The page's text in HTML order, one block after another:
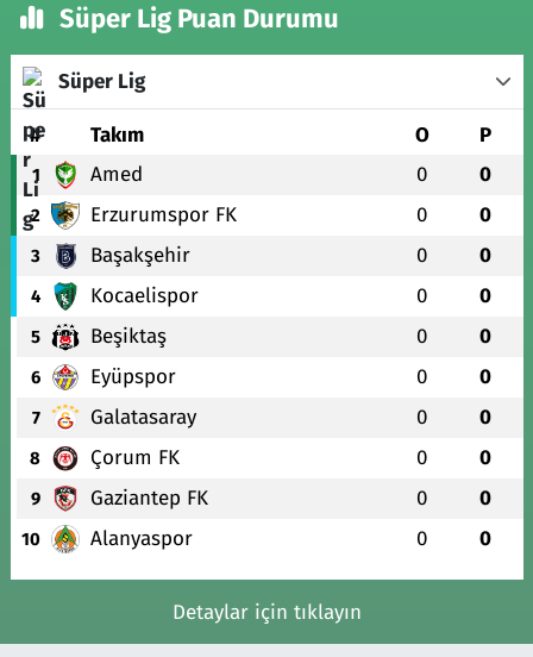
Süper Lig Puan Durumu
Süper Lig
# Takım O P
1 Amed 0 0
2 Erzurumspor FK 0 0
3 Başakşehir 0 0
4 Kocaelispor 0 0
5 Beşiktaş 0 0
6 Eyüpspor 0 0
7 Galatasaray 0 0
8 Çorum FK 0 0
9 Gaziantep FK 0 0
10 Alanyaspor 0 0
Detaylar için tıklayın